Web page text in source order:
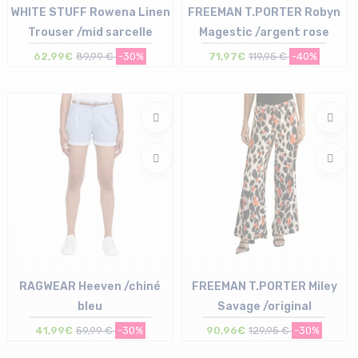
36 (UK 8)
WHITE STUFF Rowena Linen
Trouser /mid sarcelle
62,99€ 89,99 € -30%
25 | 27 | 28 | 29 | 30 | 31
FREEMAN T.PORTER Robyn
Magestic /argent rose
71,97€ 119,95 € -40%
RAGWEAR Heeven /chiné
bleu
41,99€ 59,99 € -30%
FREEMAN T.PORTER Miley
Savage /original
90,96€ 129,95 € -30%